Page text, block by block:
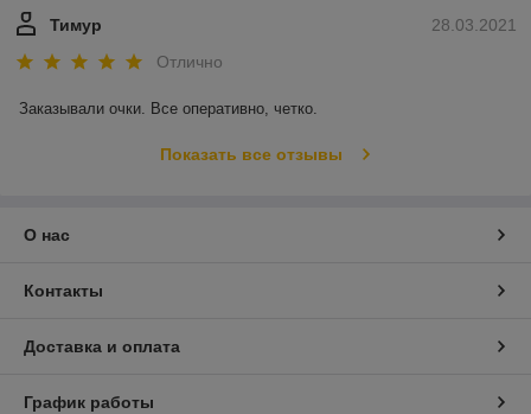
28.03.2021
Тимур
Отлично
Заказывали очки. Все оперативно, четко.
Показать все отзывы
О нас
Контакты
Доставка и оплата
График работы